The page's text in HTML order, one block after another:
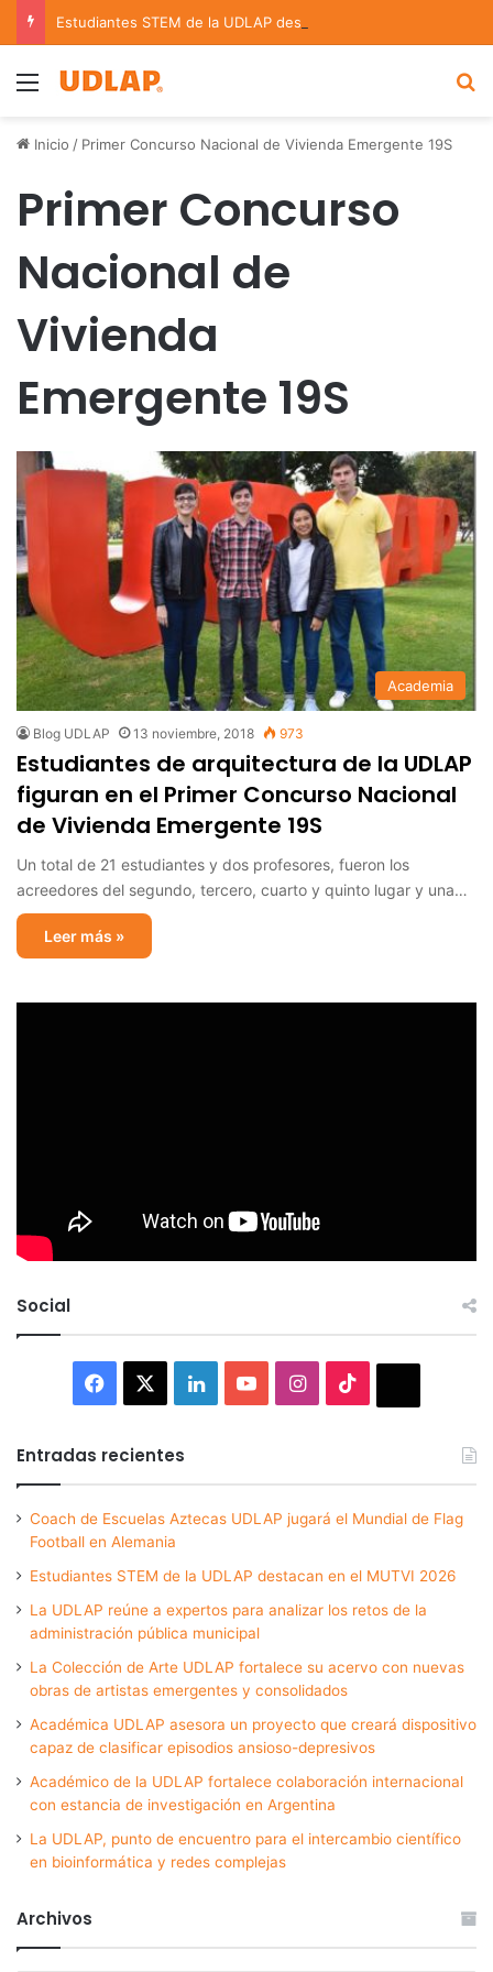
Menu
Inicio / Primer Concurso Nacional de Vivienda Emergente 19S
Primer Concurso
Nacional de
Vivienda
Emergente 19S
Academia
Blog UDLAP 13 noviembre, 2018 973
Estudiantes de arquitectura de la UDLAP
figuran en el Primer Concurso Nacional
de Vivienda Emergente 19S
Un total de 21 estudiantes y dos profesores, fueron los
acreedores del segundo, tercero, cuarto y quinto lugar y una…
Leer más »
Social
Facebook LinkedInYouTubeInstagram
Entradas recientes
Coach de Escuelas Aztecas UDLAP jugará el Mundial de Flag
Football en Alemania
Estudiantes STEM de la UDLAP destacan en el MUTVI 2026
La UDLAP reúne a expertos para analizar los retos de la
administración pública municipal
La Colección de Arte UDLAP fortalece su acervo con nuevas
obras de artistas emergentes y consolidados
Académica UDLAP asesora un proyecto que creará dispositivo
capaz de clasificar episodios ansioso-depresivos
Académico de la UDLAP fortalece colaboración internacional
con estancia de investigación en Argentina
La UDLAP, punto de encuentro para el intercambio científico
en bioinformática y redes complejas
Archivos